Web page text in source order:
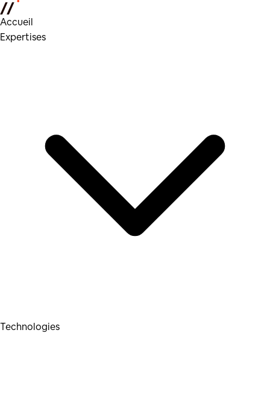
Accueil
Expertises
Technologies